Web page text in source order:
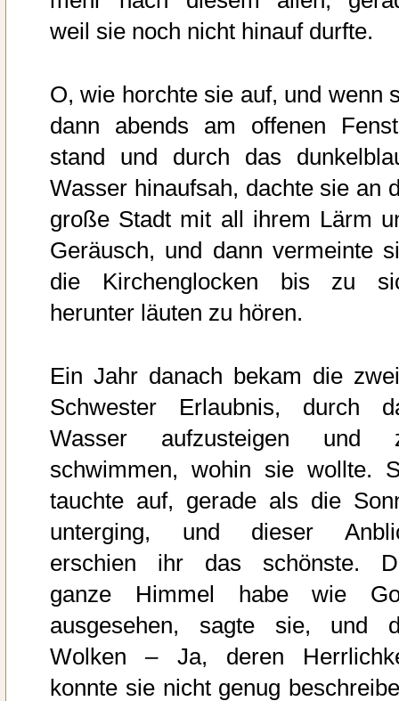
weil sie noch nicht hinauf durfte.
O, wie horchte sie auf, und wenn
dann abends am offenen
stand und durch das
Wasser hinaufsah, dachte sie an
große Stadt mit all ihrem Lärm
Geräusch, und dann vermeinte
die Kirchenglocken bis zu
herunter läuten zu hören.
Ein Jahr danach bekam die
Schwester Erlaubnis, durch
Wasser aufzusteigen und
schwimmen, wohin sie wollte.
tauchte auf, gerade als die
unterging, und dieser
erschien ihr das schönste.
ganze Himmel habe wie
ausgesehen, sagte sie, und
Wolken – Ja, deren
konnte sie nicht genug